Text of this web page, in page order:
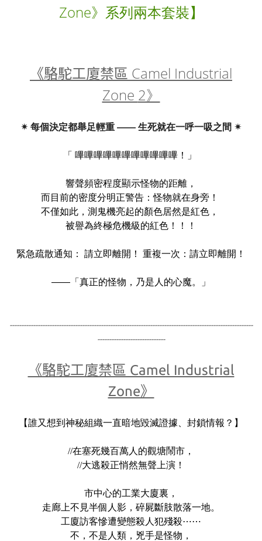
Zone》 系列兩本套裝】
《駱駝工廈禁區 Camel Industrial
Zone 2》
✴ 每個決定都舉足輕重 —— 生死就在一呼一吸之間 ✴
「 嗶嗶嗶嗶嗶嗶嗶嗶嗶嗶嗶！」
響聲頻密程度顯示怪物的距離，
而目前的密度分明正警告：怪物就在身旁！
不僅如此，測鬼機亮起的顏色居然是紅色，
被譽為終極危機級的紅色！！！
緊急疏散通知： 請立即離開！ 重複一次：請立即離開！
——「真正的怪物，乃是人的心魔。」
--------------------------------------------------------------------------------------------------------
-----------------------------
《駱駝工廈禁區 Camel Industrial
Zone》
【誰又想到神秘組織一直暗地毀滅證據、封鎖情報？】
//在塞死幾百萬人的觀塘鬧市，
//大逃殺正悄然無聲上演！
市中心的工業大廈裏，
走廊上不見半個人影，碎屍斷肢散落一地。
工廈訪客慘遭變態殺人犯殘殺⋯⋯
不，不是人類，兇手是怪物，